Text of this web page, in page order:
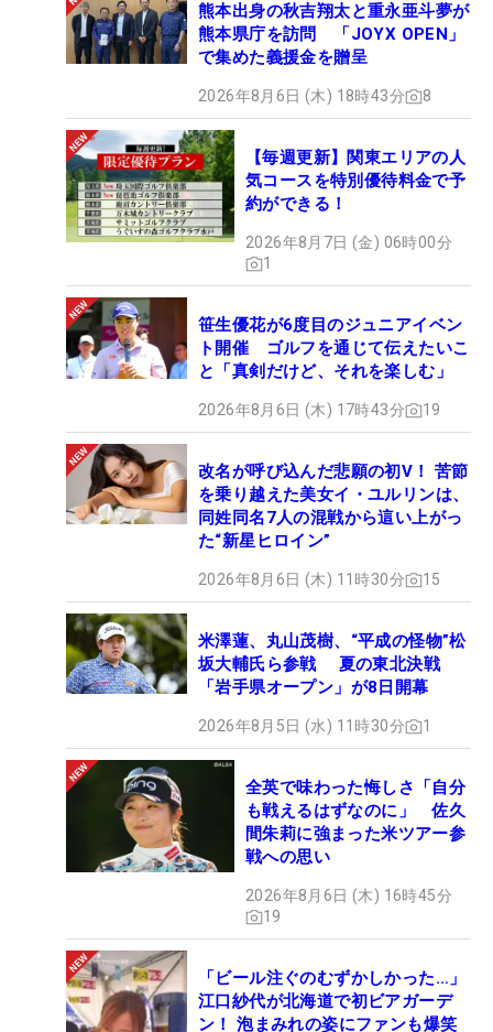
熊本出身の秋吉翔太と重永亜斗夢が
熊本県庁を訪問 「JOYX OPEN」
で集めた義援金を贈呈
2026年8月6日 (木) 18時43分 8
【毎週更新】関東エリアの人
気コースを特別優待料金で予
約ができる！
2026年8月7日 (金) 06時00分
1
笹生優花が6度目のジュニアイベン
ト開催 ゴルフを通じて伝えたいこ
と「真剣だけど、それを楽しむ」
2026年8月6日 (木) 17時43分 19
改名が呼び込んだ悲願の初V！ 苦節
を乗り越えた美女イ・ユルリンは、
同姓同名7人の混戦から這い上がっ
た“新星ヒロイン”
2026年8月6日 (木) 11時30分 15
米澤蓮、丸山茂樹、“平成の怪物”松
坂大輔氏ら参戦 夏の東北決戦
「岩手県オープン」が8日開幕
2026年8月5日 (水) 11時30分 1
全英で味わった悔しさ「自分
も戦えるはずなのに」 佐久
間朱莉に強まった米ツアー参
戦への思い
2026年8月6日 (木) 16時45分
19
「ビール注ぐのむずかしかった…」
江口紗代が北海道で初ビアガーデ
ン！ 泡まみれの姿にファンも爆笑